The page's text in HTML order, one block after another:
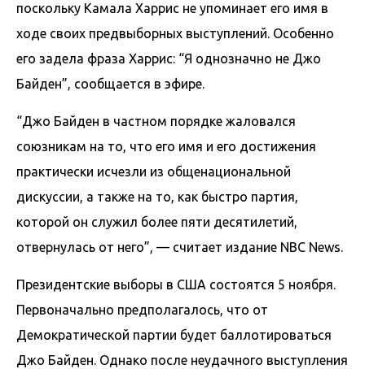
поскольку Камала Харрис не упоминает его имя в
ходе своих предвыборных выступлений. Особенно
его задела фраза Харрис: “Я однозначно не Джо
Байден”, сообщается в эфире.
“Джо Байден в частном порядке жаловался
союзникам на то, что его имя и его достижения
практически исчезли из общенациональной
дискуссии, а также на то, как быстро партия,
которой он служил более пяти десятилетий,
отвернулась от него”, — считает издание NBC News.
Президентские выборы в США состоятся 5 ноября.
Первоначально предполагалось, что от
Демократической партии будет баллотироваться
Джо Байден. Однако после неудачного выступления